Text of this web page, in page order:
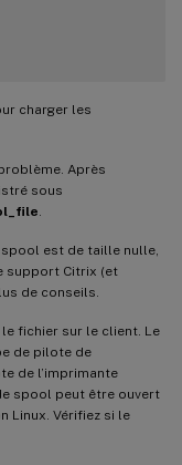
charger les
Après
sous
est de taille nulle,
support Citrix (et
de conseils.
fichier sur le client. Le
de pilote de
de l’imprimante
spool peut être ouvert
Linux. Vérifiez si le